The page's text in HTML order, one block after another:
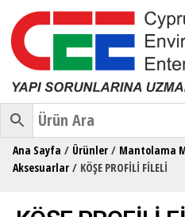
Ana Sayfa / Ürünler / Mantolama
Aksesuarlar / KÖŞE PROFİLİ FİLELİ